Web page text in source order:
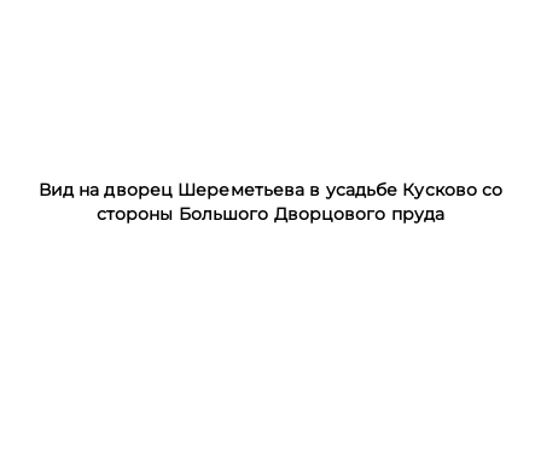
Вид на дворец Шереметьева в усадьбе Кусково со
стороны Большого Дворцового пруда